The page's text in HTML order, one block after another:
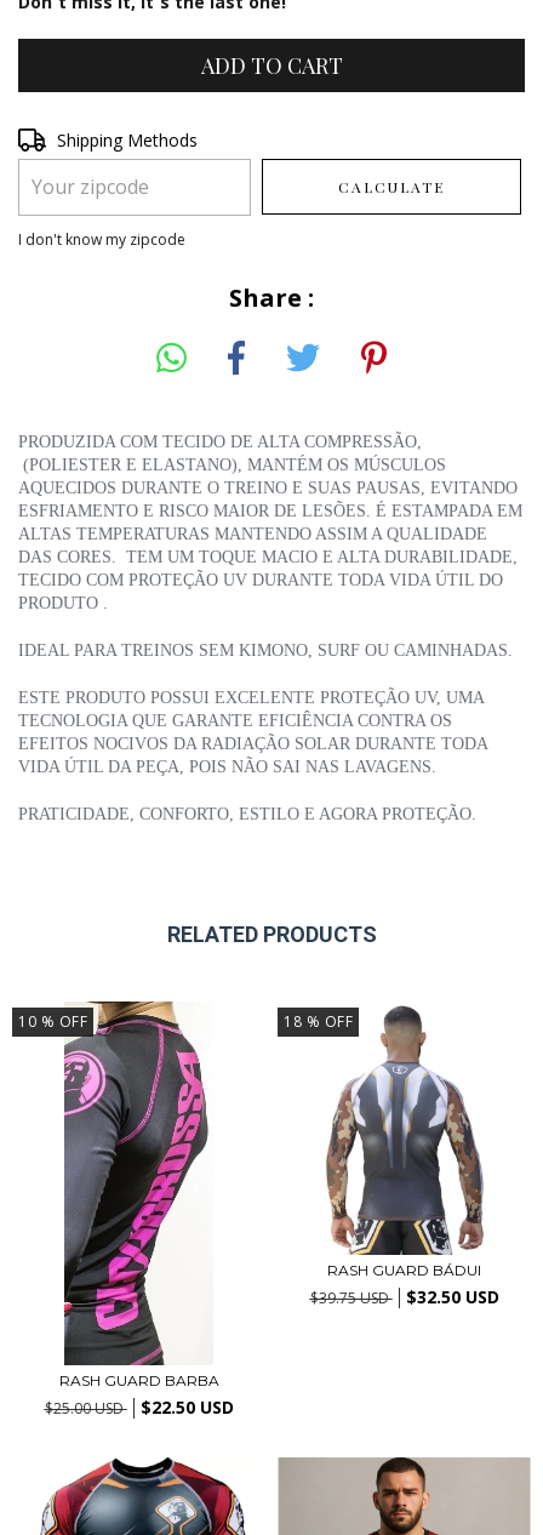
Shipping for zipcode:
Shipping Methods
CALCULATE
I don't know my zipcode
Share :
PRODUZIDA COM TECIDO DE ALTA COMPRESSÃO,
(POLIESTER E ELASTANO), MANTÉM OS MÚSCULOS
AQUECIDOS DURANTE O TREINO E SUAS PAUSAS, EVITANDO
ESFRIAMENTO E RISCO MAIOR DE LESÕES. É ESTAMPADA EM
ALTAS TEMPERATURAS MANTENDO ASSIM A QUALIDADE
DAS CORES. TEM UM TOQUE MACIO E ALTA DURABILIDADE,
TECIDO COM PROTEÇÃO UV DURANTE TODA VIDA ÚTIL DO
PRODUTO .
IDEAL PARA TREINOS SEM KIMONO, SURF OU CAMINHADAS.
ESTE PRODUTO POSSUI EXCELENTE PROTEÇÃO UV, UMA
TECNOLOGIA QUE GARANTE EFICIÊNCIA CONTRA OS
EFEITOS NOCIVOS DA RADIAÇÃO SOLAR DURANTE TODA
VIDA ÚTIL DA PEÇA, POIS NÃO SAI NAS LAVAGENS.
PRATICIDADE, CONFORTO, ESTILO E AGORA PROTEÇÃO.
RELATED PRODUCTS
10 % OFF
RASH GUARD BARBA
$25.00 USD $22.50 USD
18 % OFF
RASH GUARD BÁDUI
$39.75 USD $32.50 USD